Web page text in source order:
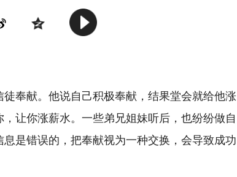
奉献。他说自己积极奉献，结果堂会就给他涨
让你涨薪水。一些弟兄姐妹听后，也纷纷做自
是错误的，把奉献视为一种交换，会导致成功